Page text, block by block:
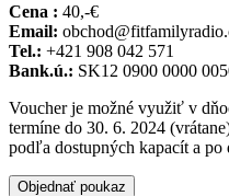
Cena : 40,-€
Email:
Tel.: +421 908 042 571
Bank.ú.: SK12 0900 0000
Voucher je možné využiť v
termíne do 30. 6. 2024
podľa dostupných kapacít a
Objednať poukaz